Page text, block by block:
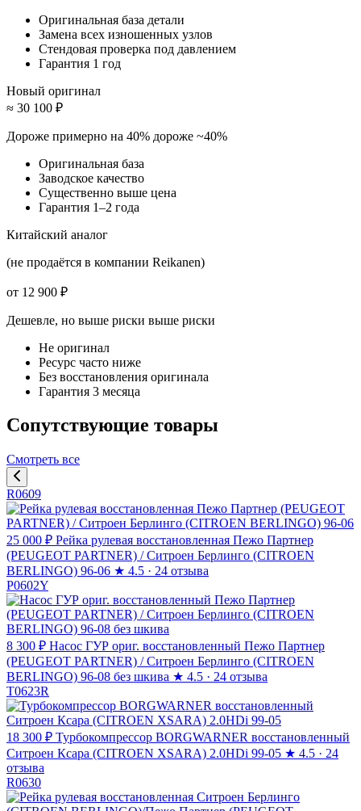
Оригинальная база детали
Замена всех изношенных узлов
Стендовая проверка под давлением
Гарантия 1 год
Новый оригинал
≈ 30 100 ₽
Дороже примерно на 40% дороже ~40%
Оригинальная база
Заводское качество
Существенно выше цена
Гарантия 1–2 года
Китайский аналог
(не продаётся в компании Reikanen)
от 12 900 ₽
Дешевле, но выше риски выше риски
Не оригинал
Ресурс часто ниже
Без восстановления оригинала
Гарантия 3 месяца
Сопутствующие товары
Смотреть все
R0609
25 000 ₽ Рейка рулевая восстановленная Пежо Партнер
(PEUGEOT PARTNER) / Ситроен Берлинго (CITROEN
BERLINGO) 96-06 ★ 4.5 · 24 отзыва
P0602Y
8 300 ₽ Насос ГУР ориг. восстановленный Пежо Партнер
(PEUGEOT PARTNER) / Ситроен Берлинго (CITROEN
BERLINGO) 96-08 без шкива ★ 4.5 · 24 отзыва
T0623R
18 300 ₽ Турбокомпрессор BORGWARNER восстановленный
Ситроен Ксара (CITROEN XSARA) 2.0HDi 99-05 ★ 4.5 · 24
отзыва
R0630